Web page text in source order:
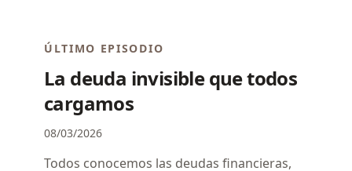
ÚLTIMO EPISODIO
La deuda invisible que todos
cargamos
08/03/2026
Todos conocemos las deudas financieras,